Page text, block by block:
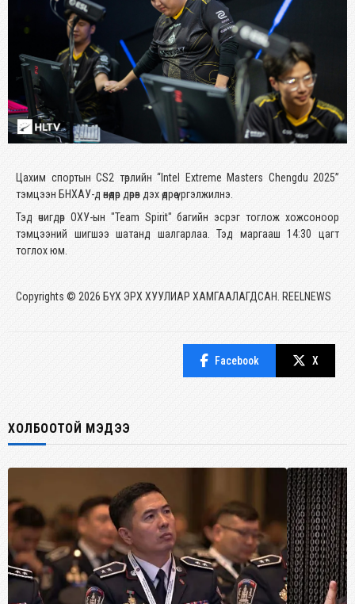
Цахим спортын CS2 төрлийн “Intel Extreme Masters Chengdu 2025”
тэмцээн БНХАУ-д өнөөдөр дөрөв дэх өдрөө үргэлжилнэ.
Тэд өчигдөр ОХУ-ын "Team Spirit" багийн эсрэг тоглож хожсоноор
тэмцээний шигшээ шатанд шалгарлаа. Тэд маргааш 14:30 цагт
тоглох юм.
Copyrights © 2026 БҮХ ЭРХ ХУУЛИАР ХАМГААЛАГДСАН. REELNEWS
Facebook X
ХОЛБООТОЙ МЭДЭЭ